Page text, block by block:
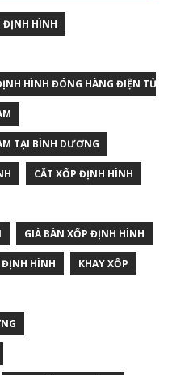
ĐỊNH HÌNH
HÌNH ĐÓNG HÀNG ĐIỆN TỬ
TẠI BÌNH DƯƠNG
CẮT XỐP ĐỊNH HÌNH
GIÁ BÁN XỐP ĐỊNH HÌNH
ĐỊNH HÌNH KHAY XỐP